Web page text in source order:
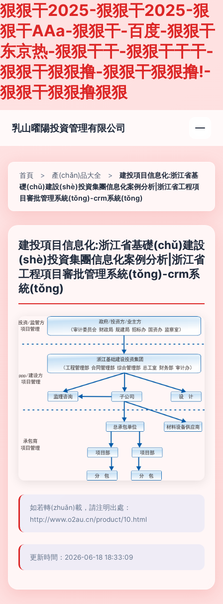
狠狠干2025-狠狠干2025-狠
狠干AAa-狠狠干-百度-狠狠干
东京热-狠狠干干-狠狠干干干-
狠狠干狠狠撸-狠狠干狠狠撸!-
狠狠干狠狠撸狠狠
乳山曜陽投資管理有限公司
首頁 > 產(chǎn)品大全 >
建投項目信息化:浙江省基
礎(chǔ)建設(shè)投資集團信息化案例分析|浙江省工程項
目審批管理系統(tǒng)-crm系統(tǒng)
建投項目信息化:浙江省基礎(chǔ)建設
(shè)投資集團信息化案例分析|浙江省
工程項目審批管理系統(tǒng)-crm系
統(tǒng)
如若轉(zhuǎn)載，請注明出處：
http://www.o2au.cn/product/10.html
更新時間：2026-06-18 18:33:09